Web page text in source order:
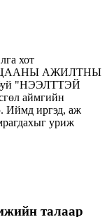
хот
АЖИЛТНЫ
буй "НЭЭЛТТЭЙ
аймгийн
Иймд иргэд, аж
уриж
талаар